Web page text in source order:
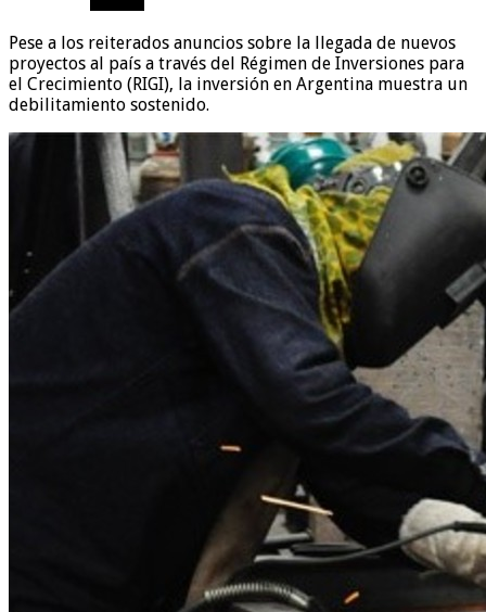
Pese a los reiterados anuncios sobre la llegada de nuevos
proyectos al país a través del Régimen de Inversiones para
el Crecimiento (RIGI), la inversión en Argentina muestra un
debilitamiento sostenido.